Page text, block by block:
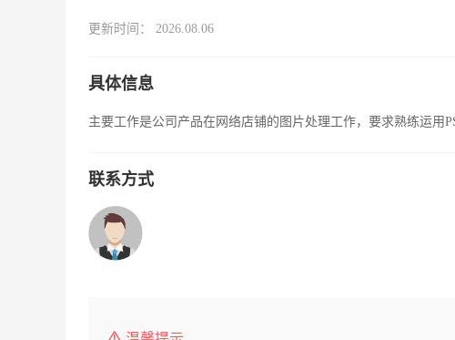
更新时间： 2026.08.06
具体信息
主要工作是公司产品在网络店铺的图片处理工作，要求熟练运用
联系方式